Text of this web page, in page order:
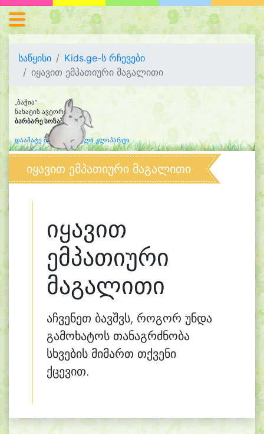
საწყისი
Kids.ge-ს რჩევები
იყავით ემპათიური მაგალითი
„ბაჭია“
ნახატის ავტორი:
ბარბარე სოზაშვილი(7)
დაამატე შენი დახატული კლიპარტი
იყავით ემპათიური მაგალითი
იყავით
ემპათიური
მაგალითი
აჩვენეთ ბავშვს, როგორ უნდა
გამოხატოს თანაგრძნობა
სხვების მიმართ თქვენი
ქცევით.